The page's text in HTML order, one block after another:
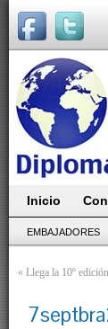
Inicio
EMBAJADORES
« Llega la 10º